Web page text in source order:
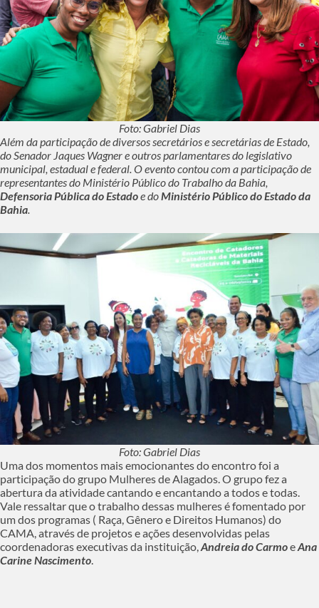
Foto: Gabriel Dias
Além da participação de diversos secretários e secretárias de Estado,
do Senador Jaques Wagner e outros parlamentares do legislativo
municipal, estadual e federal. O evento contou com a participação de
representantes do Ministério Público do Trabalho da Bahia,
Defensoria Pública do Estadoe doMinistério Público do Estado da
Bahia.
Foto: Gabriel Dias
Uma dos momentos mais emocionantes do encontro foi a
participação do grupo Mulheres de Alagados. O grupo fez a
abertura da atividade cantando e encantando a todos e todas.
Vale ressaltar que o trabalho dessas mulheres é fomentado por
um dos programas ( Raça, Gênero e Direitos Humanos) do
CAMA, através de projetos e ações desenvolvidas pelas
coordenadoras executivas da instituição,Andreia do CarmoeAna
Carine Nascimento.